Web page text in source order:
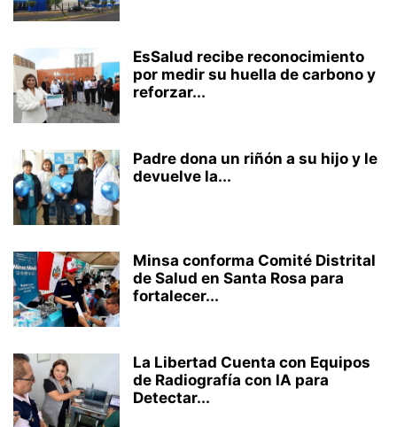
EsSalud recibe reconocimiento
por medir su huella de carbono y
reforzar...
Padre dona un riñón a su hijo y le
devuelve la...
Minsa conforma Comité Distrital
de Salud en Santa Rosa para
fortalecer...
La Libertad Cuenta con Equipos
de Radiografía con IA para
Detectar...